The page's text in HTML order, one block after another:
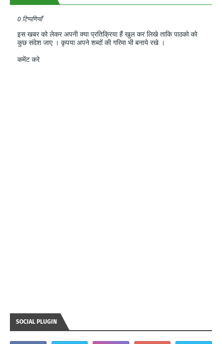
0 टिप्पणियाँ
इस खबर को लेकर अपनी क्या प्रतिक्रिया हैं खुल कर लिखे ताकि पाठको को
कुछ संदेश जाए । कृपया अपने शब्दों की गरिमा भी बनाये रखे ।
कमेंट करे
SOCIAL PLUGIN